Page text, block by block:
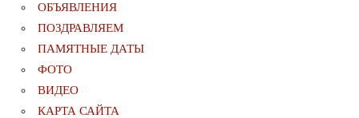
ОБЪЯВЛЕНИЯ
ПОЗДРАВЛЯЕМ
ПАМЯТНЫЕ ДАТЫ
ФОТО
ВИДЕО
КАРТА САЙТА